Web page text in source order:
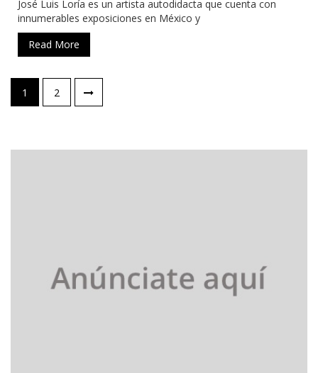
José Luis Loría es un artista autodidacta que cuenta con
innumerables exposiciones en México y
Read More
Navegación
de
1 2